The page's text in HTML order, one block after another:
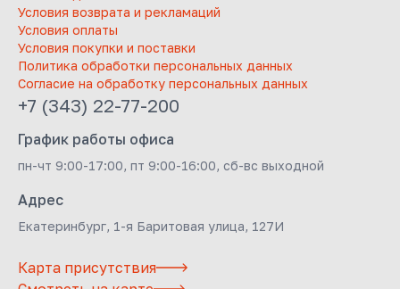
Условия возврата и рекламаций
Условия оплаты
Условия покупки и поставки
Политика обработки персональных данных
Согласие на обработку персональных данных
+7 (343) 22-77-200
График работы офиса
пн-чт 9:00-17:00, пт 9:00-16:00, сб-вс выходной
Адрес
Екатеринбург, 1-я Баритовая улица, 127И
Карта присутствия